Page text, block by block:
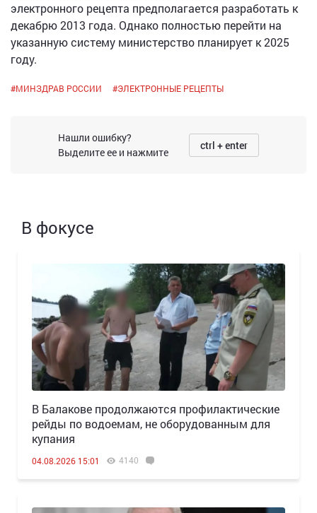
электронного рецепта предполагается разработать к
декабрю 2013 года. Однако полностью перейти на
указанную систему министерство планирует к 2025
году.
#МИНЗДРАВ РОССИИ #ЭЛЕКТРОННЫЕ РЕЦЕПТЫ
Нашли ошибку?
Выделите ее и нажмите
ctrl + enter
В фокусе
В Балакове продолжаются профилактические
рейды по водоемам, не оборудованным для
купания
04.08.2026 15:01 4140